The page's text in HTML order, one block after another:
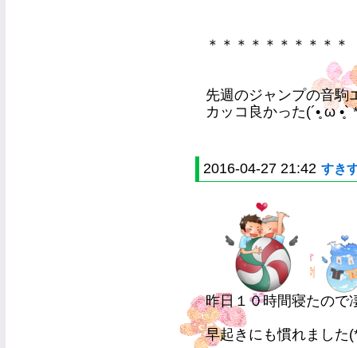
＊＊＊＊＊＊＊＊＊＊
先週のジャンプの音
カッコ良かった(´•̥ ω •̥`
2016-04-27 21:42 すき
昨日１０時間寝たので
早起きにも慣れました